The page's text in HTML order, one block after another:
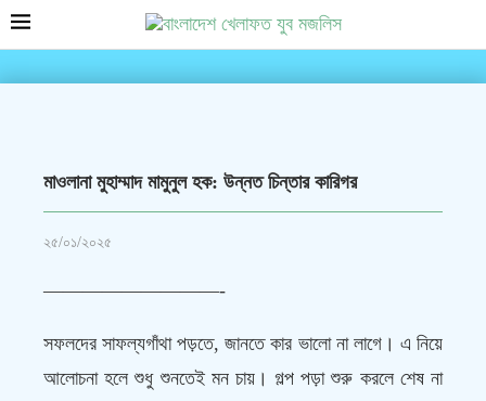
মাওলানা মুহাম্মাদ মামুনুল হক: উন্নত চিন্তার কারিগর
২৫/০১/২০২৫
—————————-
সফলদের সাফল্যগাঁথা পড়তে, জানতে কার ভালো না লাগে। এ নিয়ে
আলোচনা হলে শুধু শুনতেই মন চায়। গল্প পড়া শুরু করলে শেষ না